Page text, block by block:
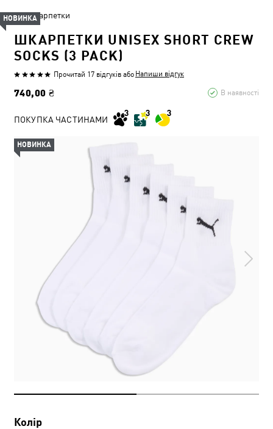
Шкарпетки
ШКАРПЕТКИ UNISEX SHORT CREW
SOCKS (3 PACK)
Прочитай 17 відгуків або Напиши відгук
740,00 ₴ В наявності
НОВИНКА
ПОКУПКА ЧАСТИНАМИ
Колір
НОВИНКА